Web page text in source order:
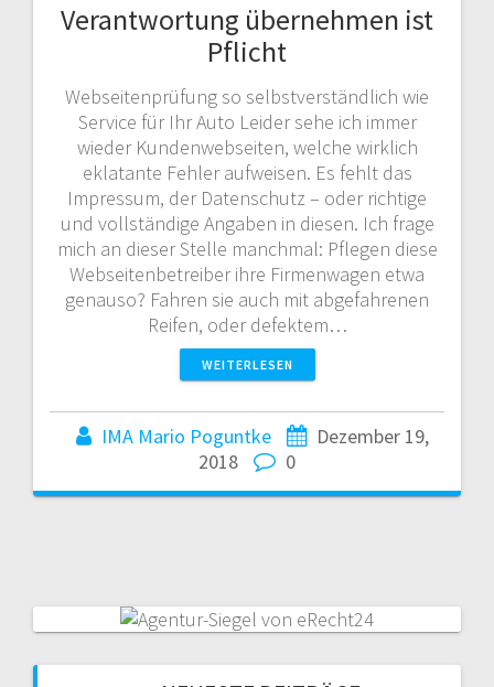
Verantwortung übernehmen ist
Pflicht
Webseitenprüfung so selbstverständlich wie
Service für Ihr Auto Leider sehe ich immer
wieder Kundenwebseiten, welche wirklich
eklatante Fehler aufweisen. Es fehlt das
Impressum, der Datenschutz – oder richtige
und vollständige Angaben in diesen. Ich frage
mich an dieser Stelle manchmal: Pflegen diese
Webseitenbetreiber ihre Firmenwagen etwa
genauso? Fahren sie auch mit abgefahrenen
Reifen, oder defektem…
WEITERLESEN
IMA Mario Poguntke
Dezember 19,
2018
0